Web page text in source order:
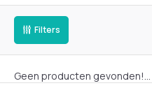
Filters
Geen producten gevonden!...